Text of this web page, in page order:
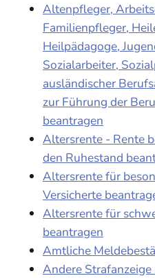
Altenpfleger,
Familienpfleger,
Heilpädagoge,
Sozialarbeiter,
ausländischer
zur Führung der
beantragen
Altersrente - Rente
den Ruhestand
Altersrente für
Versicherte
Altersrente für
beantragen
Amtliche
Andere